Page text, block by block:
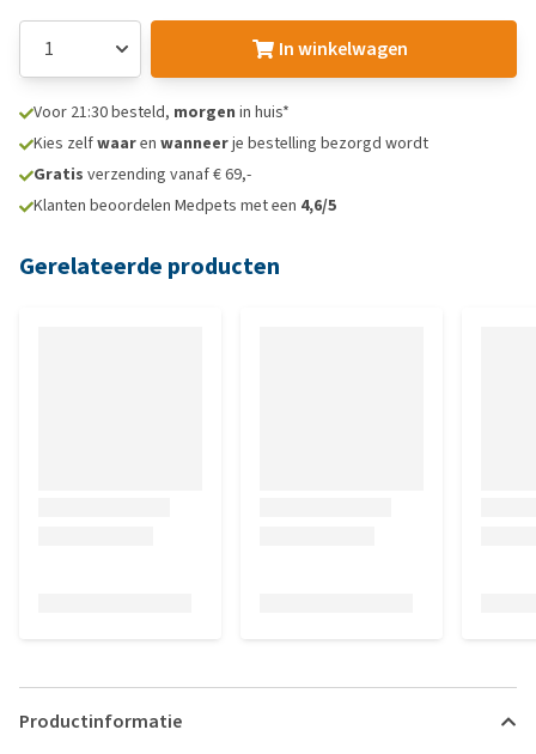
In winkelwagen
Voor 21:30 besteld, morgen in huis*
Kies zelfwaaren wanneerje bestelling bezorgd wordt
Gratis verzending vanaf € 69,-
Klanten beoordelen Medpets met een 4,6/5
Gerelateerde producten
Productinformatie